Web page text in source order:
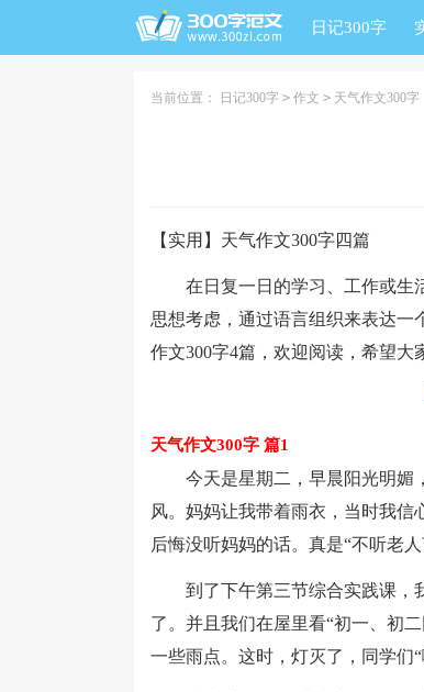
日记300字
当前位置： 日记300字 > 作文 > 天气作文300字
【实用】天气作文300字四篇
在日复一日的学习、工作或生活
思想考虑，通过语言组织来表达
作文300字4篇，欢迎阅读，希望大
天气作文300字 篇1
今天是星期二，早晨阳光明媚，
风。妈妈让我带着雨衣，当时我信
后悔没听妈妈的话。真是“不听老
到了下午第三节综合实践课，我
了。并且我们在屋里看“初一、初
一些雨点。这时，灯灭了，同学们